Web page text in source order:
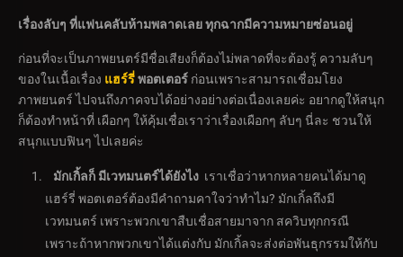
เรื่องลับๆ ที่แฟนคลับห้ามพลาดเลย ทุกฉากมีความหมายซ่อนอยู่
ก่อนที่จะเป็นภาพยนตร์มีชื่อเสียงก็ต้องไม่พลาดที่จะต้องรู้ ความลับๆ
ของในเนื้อเรื่อง แฮร์รี่พอตเตอร์ ก่อนเพราะสามารถเชื่อมโยง
ภาพยนตร์ ไปจนถึงภาคจบได้อย่างอย่างต่อเนื่องเลยค่ะ อยากดูให้สนุก
ก็ต้องทำหน้าที่ เผือกๆ ให้คุ้มเชื่อเราว่าเรื่องเผือกๆ ลับๆ นี่ละ ชวนให้
สนุกแบบฟินๆ ไปเลยค่ะ
มักเกิ้ลก็ มีเวทมนตร์ได้ยังไง เราเชื่อว่าหากหลายคนได้มาดู
แฮร์รี่ พอตเตอร์ต้องมีคำถามคาใจว่าทำไม? มักเกิ้ลถึงมี
เวทมนตร์ เพราะพวกเขาสืบเชื่อสายมาจาก สควิบทุกกรณี
เพราะถ้าหากพวกเขาได้แต่งกับ มักเกิ้ลจะส่งต่อพันธุกรรมให้กับ